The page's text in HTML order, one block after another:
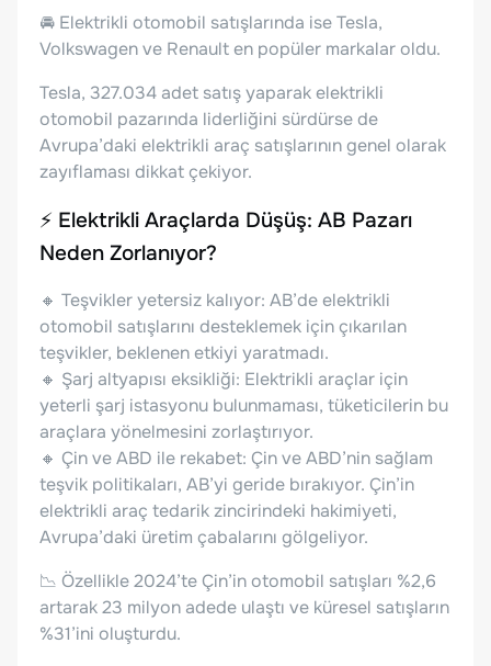
🚘 Elektrikli otomobil satışlarında ise Tesla,
Volkswagen ve Renault en popüler markalar oldu.
Tesla, 327.034 adet satış yaparak elektrikli
otomobil pazarında liderliğini sürdürse de
Avrupa’daki elektrikli araç satışlarının genel olarak
zayıflaması dikkat çekiyor.
⚡ Elektrikli Araçlarda Düşüş: AB Pazarı
Neden Zorlanıyor?
🔸 Teşvikler yetersiz kalıyor: AB’de elektrikli
otomobil satışlarını desteklemek için çıkarılan
teşvikler, beklenen etkiyi yaratmadı.
🔸 Şarj altyapısı eksikliği: Elektrikli araçlar için
yeterli şarj istasyonu bulunmaması, tüketicilerin bu
araçlara yönelmesini zorlaştırıyor.
🔸 Çin ve ABD ile rekabet: Çin ve ABD’nin sağlam
teşvik politikaları, AB’yi geride bırakıyor. Çin’in
elektrikli araç tedarik zincirindeki hakimiyeti,
Avrupa’daki üretim çabalarını gölgeliyor.
📉 Özellikle 2024’te Çin’in otomobil satışları %2,6
artarak 23 milyon adede ulaştı ve küresel satışların
%31’ini oluşturdu.